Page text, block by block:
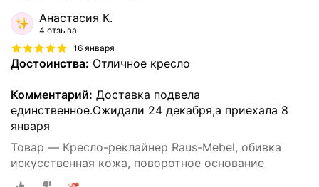
Анастасия К.
4 отзыва
16 января
Достоинства: Отличное кресло
Комментарий: Доставка подвела
единственное.Ожидали 24 декабря,а приехала 8
января
Товар — Кресло-реклайнер Raus-Mebel, обивка
искусственная кожа, поворотное основание